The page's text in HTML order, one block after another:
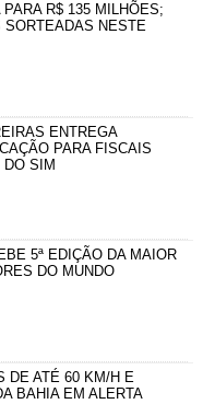
R$ 135 MILHÕES;
SORTEADAS NESTE
ENTREGA
PARA FISCAIS
SIM
5ª EDIÇÃO DA MAIOR
DO MUNDO
DE ATÉ 60 KM/H E
BAHIA EM ALERTA